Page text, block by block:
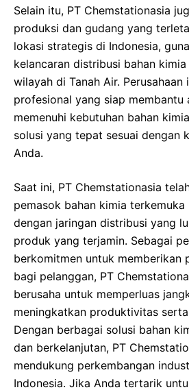
Selain itu, PT Chemstationasia
produksi dan gudang yang
lokasi strategis di Indonesia,
kelancaran distribusi bahan
wilayah di Tanah Air.
profesional yang siap membantu
memenuhi kebutuhan bahan
solusi yang tepat sesuai dengan
Anda.
Saat ini, PT Chemstationasia
pemasok bahan kimia terkemuka
dengan jaringan distribusi yang
produk yang terjamin. Sebagai
berkomitmen untuk memberikan
bagi pelanggan, PT
berusaha untuk memperluas
meningkatkan produktivitas
Dengan berbagai solusi bahan
dan berkelanjutan, PT
mendukung perkembangan
Indonesia. Jika Anda tertarik